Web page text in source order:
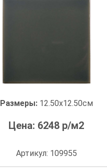
Размеры: 12.50x12.50см
Цена: 6248 р/м2
Артикул: 109955